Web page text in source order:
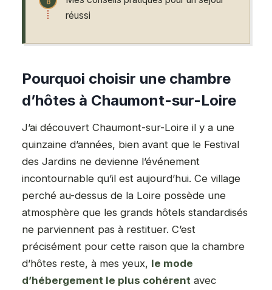
réussi
Pourquoi choisir une chambre
d’hôtes à Chaumont-sur-Loire
J’ai découvert Chaumont-sur-Loire il y a une
quinzaine d’années, bien avant que le Festival
des Jardins ne devienne l’événement
incontournable qu’il est aujourd’hui. Ce village
perché au-dessus de la Loire possède une
atmosphère que les grands hôtels standardisés
ne parviennent pas à restituer. C’est
précisément pour cette raison que la chambre
d’hôtes reste, à mes yeux, le mode
d’hébergement le plus cohérent avec